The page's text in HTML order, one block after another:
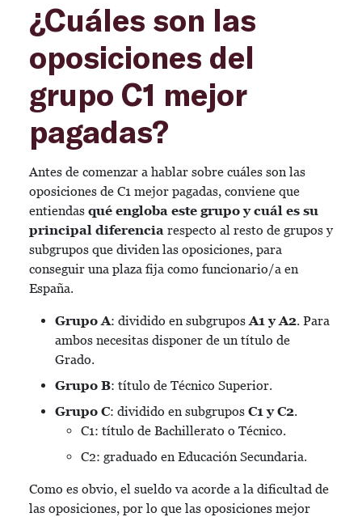
¿Cuáles son las
oposiciones del
grupo C1 mejor
pagadas?
Antes de comenzar a hablar sobre cuáles son las
oposiciones de C1 mejor pagadas, conviene que
entiendas qué engloba este grupo y cuál es su
principal diferencia respecto al resto de grupos y
subgrupos que dividen las oposiciones, para
conseguir una plaza fija como funcionario/a en
España.
Grupo A: dividido en subgruposA1 y A2. Para
ambos necesitas disponer de un título de
Grado.
Grupo B: título de Técnico Superior.
Grupo C: dividido en subgrupos C1 y C2.
C1: título de Bachillerato o Técnico.
C2: graduado en Educación Secundaria.
Como es obvio, el sueldo va acorde a la dificultad de
las oposiciones, por lo que las oposiciones mejor